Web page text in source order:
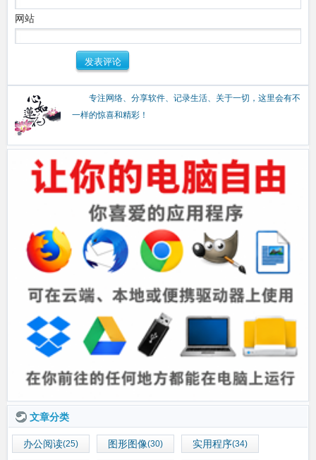
网站
专注网络、分享软件、记录生活、关于一切，这里会有不
一样的惊喜和精彩！
文章分类
办公阅读(25) 图形图像(30) 实用程序(34)